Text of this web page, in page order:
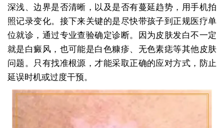
深浅、边界是否清晰，以及是否有蔓延趋势，用手机拍
照记录变化。接下来关键的是尽快带孩子到正规医疗单
位就诊，通过专业查验确定诊断。因为皮肤发白不一定
就是白癜风，也可能是白色糠疹、无色素痣等其他皮肤
问题。只有找准根源，才能采取正确的应对方式，防止
延误时机或过度干预。